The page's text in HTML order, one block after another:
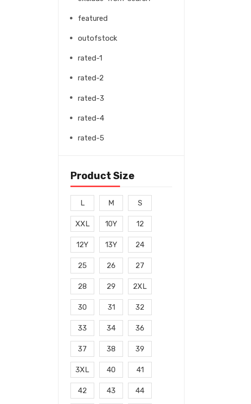
featured
outofstock
rated-1
rated-2
rated-3
rated-4
rated-5
Product Size
L M S
XXL 10Y 12
12Y 13Y 24
25 26 27
28 29 2XL
30 31 32
33 34 36
37 38 39
3XL 40 41
42 43 44